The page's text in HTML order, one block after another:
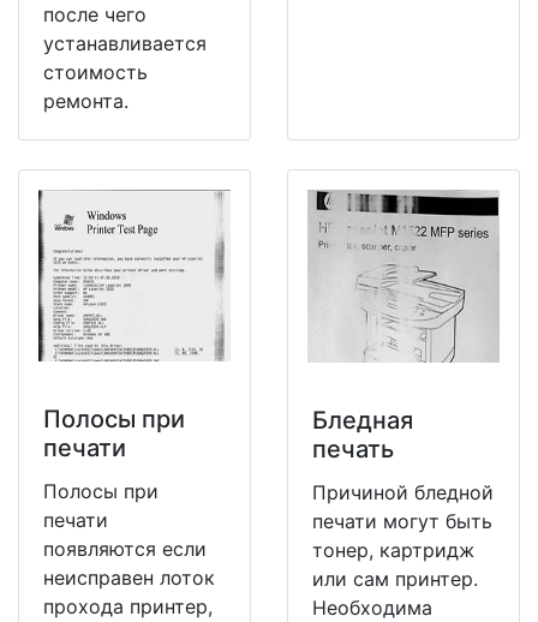
после чего
устанавливается
стоимость
ремонта.
Полосы при
печати
Полосы при
печати
появляются если
неисправен лоток
прохода принтер,
Бледная
печать
Причиной бледной
печати могут быть
тонер, картридж
или сам принтер.
Необходима